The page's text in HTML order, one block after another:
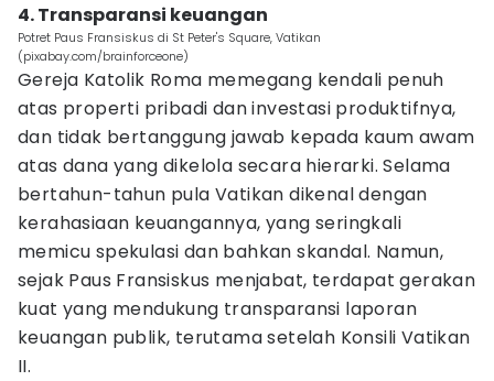
4. Transparansi keuangan
Potret Paus Fransiskus di St Peter's Square, Vatikan
(pixabay.com/brainforceone)
Gereja Katolik Roma memegang kendali penuh
atas properti pribadi dan investasi produktifnya,
dan tidak bertanggung jawab kepada kaum awam
atas dana yang dikelola secara hierarki. Selama
bertahun-tahun pula Vatikan dikenal dengan
kerahasiaan keuangannya, yang seringkali
memicu spekulasi dan bahkan skandal. Namun,
sejak Paus Fransiskus menjabat, terdapat gerakan
kuat yang mendukung transparansi laporan
keuangan publik, terutama setelah Konsili Vatikan
II.